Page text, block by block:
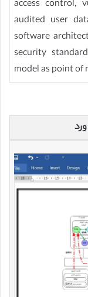
access control,
audited user
software
security
model as point of